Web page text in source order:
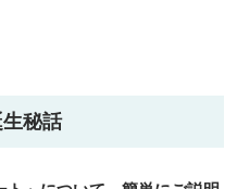
秘話